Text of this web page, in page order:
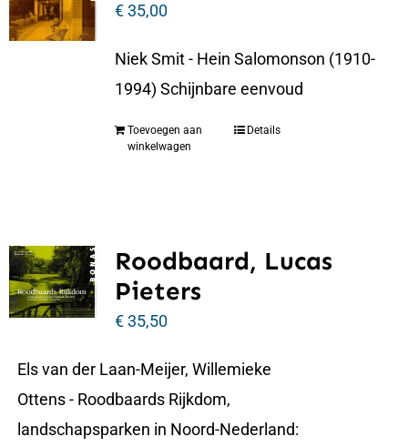
€35,00
Niek Smit - Hein Salomonson (1910-
1994) Schijnbare eenvoud
Toevoegen aan
winkelwagen
Details
Roodbaard, Lucas
Pieters
€35,50
Els van der Laan-Meijer, Willemieke
Ottens - Roodbaards Rijkdom,
landschapsparken in Noord-Nederland: